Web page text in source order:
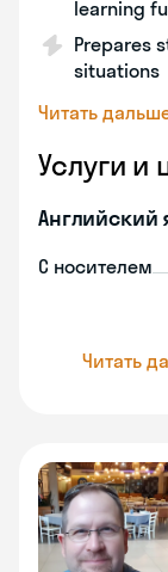
learning
Prepares
situations
Читать
Услуги и
Английский
С носителем
Читать